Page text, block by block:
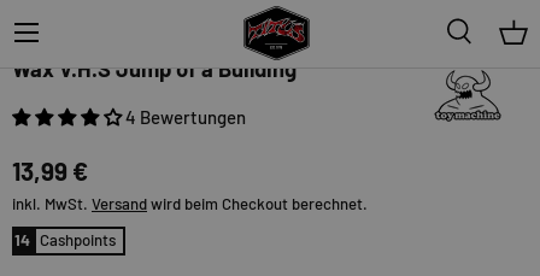
Suche
Menü
Toy-Machine
Wax V.H.S Jump of a Building
4 Bewertungen
13,99 €
inkl. MwSt. Versandwird beim Checkout berechnet.
14 Cashpoints